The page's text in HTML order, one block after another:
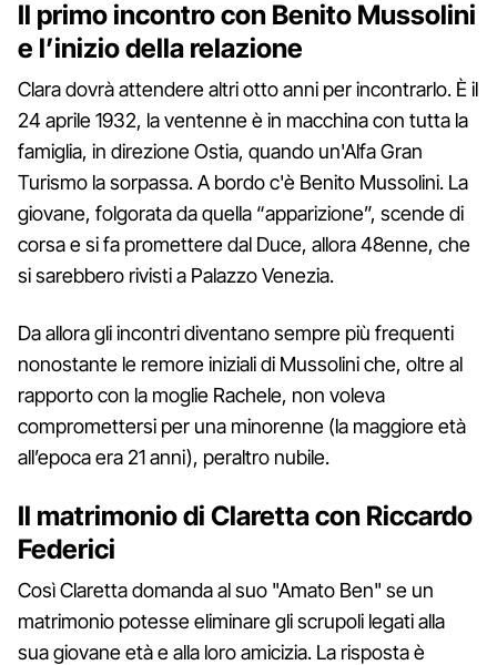
Il primo incontro con Benito Mussolini
e l’inizio della relazione
Clara dovrà attendere altri otto anni per incontrarlo. È il
24 aprile 1932, la ventenne è in macchina con tutta la
famiglia, in direzione Ostia, quando un'Alfa Gran
Turismo la sorpassa. A bordo c'è Benito Mussolini. La
giovane, folgorata da quella “apparizione”, scende di
corsa e si fa promettere dal Duce, allora 48enne, che
si sarebbero rivisti a Palazzo Venezia.
Da allora gli incontri diventano sempre più frequenti
nonostante le remore iniziali di Mussolini che, oltre al
rapporto con la moglie Rachele, non voleva
compromettersi per una minorenne (la maggiore età
all’epoca era 21 anni), peraltro nubile.
Il matrimonio di Claretta con Riccardo
Federici
Così Claretta domanda al suo "Amato Ben" se un
matrimonio potesse eliminare gli scrupoli legati alla
sua giovane età e alla loro amicizia. La risposta è